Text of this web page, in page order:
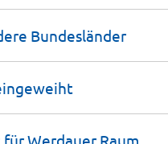
Bundesländer
Werdauer Raum